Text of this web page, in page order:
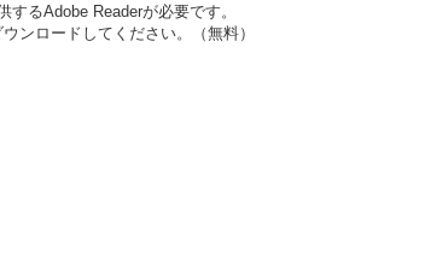
るAdobe Readerが必要です。
ンロードしてください。（無料）